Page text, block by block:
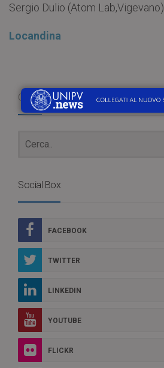
Sergio Dulio (Atom Lab,Vigevano)
Locandina
Cerca
Social Box
FACEBOOK
TWITTER
LINKEDIN
YOUTUBE
FLICKR